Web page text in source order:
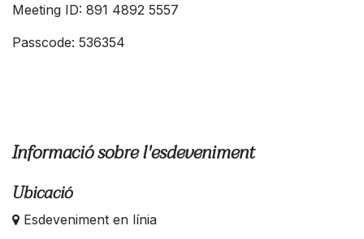
Meeting ID: 891 4892 5557
Passcode: 536354
Informació sobre l'esdeveniment
Ubicació
Esdeveniment en línia